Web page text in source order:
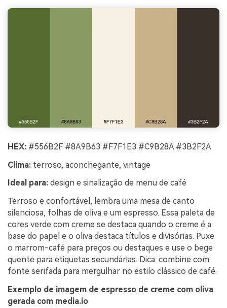
HEX: #556B2F #8A9B63 #F7F1E3 #C9B28A #3B2F2A
Clima: terroso, aconchegante, vintage
Ideal para: design e sinalização de menu de café
Terroso e confortável, lembra uma mesa de canto
silenciosa, folhas de oliva e um espresso. Essa paleta de
cores verde com creme se destaca quando o creme é a
base do papel e o oliva destaca títulos e divisórias. Puxe
o marrom-café para preços ou destaques e use o bege
quente para etiquetas secundárias. Dica: combine com
fonte serifada para mergulhar no estilo clássico de café.
Exemplo de imagem de espresso de creme com oliva
gerada com media.io